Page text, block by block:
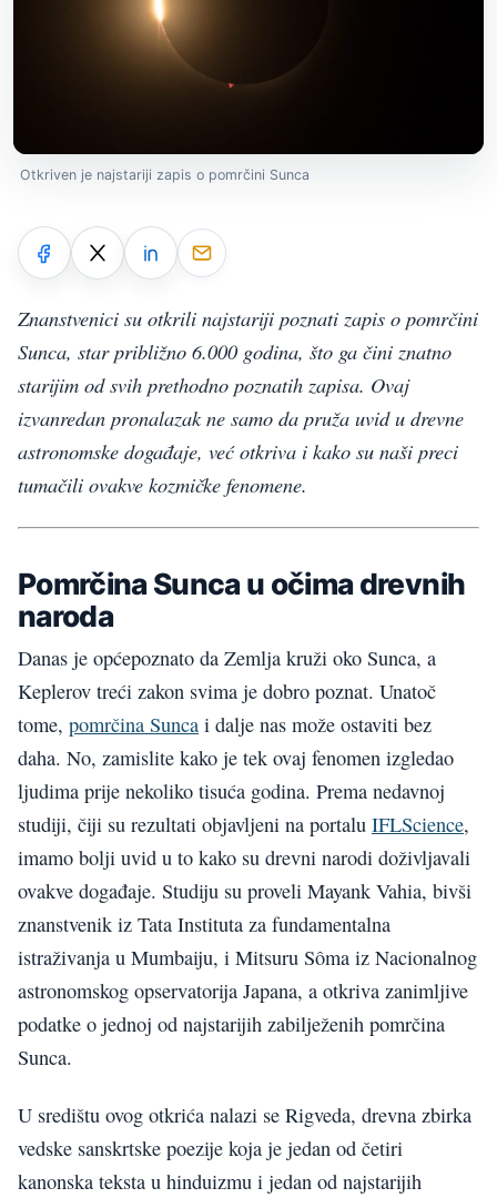
Otkriven je najstariji zapis o pomrčini Sunca
Znanstvenici su otkrili najstariji poznati zapis o pomrčini
Sunca, star približno 6.000 godina, što ga čini znatno
starijim od svih prethodno poznatih zapisa. Ovaj
izvanredan pronalazak ne samo da pruža uvid u drevne
astronomske događaje, već otkriva i kako su naši preci
tumačili ovakve kozmičke fenomene.
Pomrčina Sunca u očima drevnih
naroda
Danas je općepoznato da Zemlja kruži oko Sunca, a
Keplerov treći zakon svima je dobro poznat. Unatoč
tome, pomrčina Sunca i dalje nas može ostaviti bez
daha. No, zamislite kako je tek ovaj fenomen izgledao
ljudima prije nekoliko tisuća godina. Prema nedavnoj
studiji, čiji su rezultati objavljeni na portalu IFLScience,
imamo bolji uvid u to kako su drevni narodi doživljavali
ovakve događaje. Studiju su proveli Mayank Vahia, bivši
znanstvenik iz Tata Instituta za fundamentalna
istraživanja u Mumbaiju, i Mitsuru Sôma iz Nacionalnog
astronomskog opservatorija Japana, a otkriva zanimljive
podatke o jednoj od najstarijih zabilježenih pomrčina
Sunca.
U središtu ovog otkrića nalazi se Rigveda, drevna zbirka
vedske sanskrtske poezije koja je jedan od četiri
kanonska teksta u hinduizmu i jedan od najstarijih